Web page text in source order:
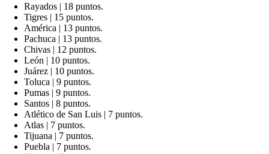
Rayados | 18 puntos.
Tigres | 15 puntos.
América | 13 puntos.
Pachuca | 13 puntos.
Chivas | 12 puntos.
León | 10 puntos.
Juárez | 10 puntos.
Toluca | 9 puntos.
Pumas | 9 puntos.
Santos | 8 puntos.
Atlético de San Luis | 7 puntos.
Atlas | 7 puntos.
Tijuana | 7 puntos.
Puebla | 7 puntos.